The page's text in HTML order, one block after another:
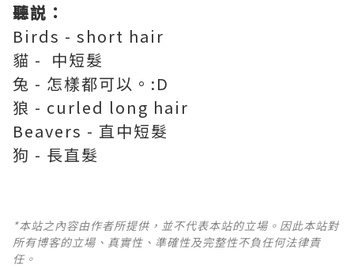
聽説：
Birds - short hair
貓 - 中短髮
兔 - 怎樣都可以。:D
狼 - curled long hair
Beavers - 直中短髮
狗 - 長直髮
*本站之內容由作者所提供，並不代表本站的立場。因此本站對
所有博客的立場、真實性、準確性及完整性不負任何法律責
任。